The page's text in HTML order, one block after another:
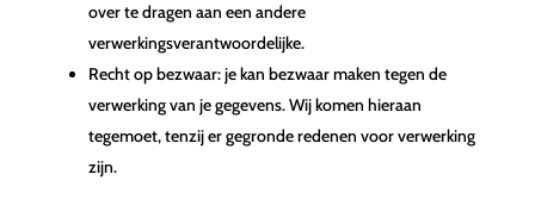
over te dragen aan een andere
verwerkingsverantwoordelijke.
Recht op bezwaar: je kan bezwaar maken tegen de
verwerking van je gegevens. Wij komen hieraan
tegemoet, tenzij er gegronde redenen voor verwerking
zijn.